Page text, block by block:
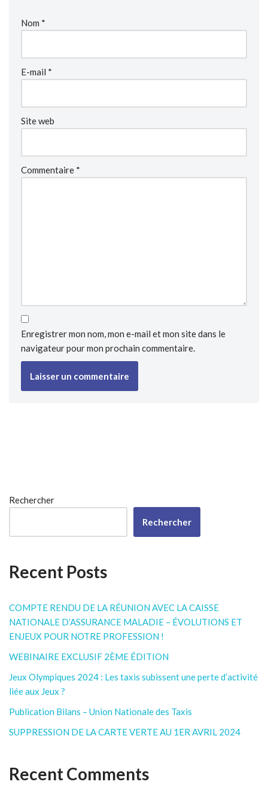
Nom *
E-mail *
Site web
Commentaire *
Enregistrer mon nom, mon e-mail et mon site dans le
navigateur pour mon prochain commentaire.
Rechercher
Rechercher
Recent Posts
COMPTE RENDU DE LA RÉUNION AVEC LA CAISSE
NATIONALE D’ASSURANCE MALADIE – ÉVOLUTIONS ET
ENJEUX POUR NOTRE PROFESSION !
WEBINAIRE EXCLUSIF 2ÈME ÉDITION
Jeux Olympiques 2024 : Les taxis subissent une perte d’activité
liée aux Jeux ?
Publication Bilans – Union Nationale des Taxis
SUPPRESSION DE LA CARTE VERTE AU 1ER AVRIL 2024
Recent Comments